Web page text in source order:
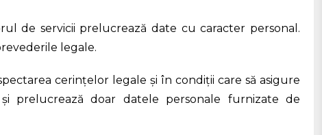
de servicii prelucrează date cu caracter personal.
legale.
cerințelor legale și în condiții care să asigure
prelucrează doar datele personale furnizate de